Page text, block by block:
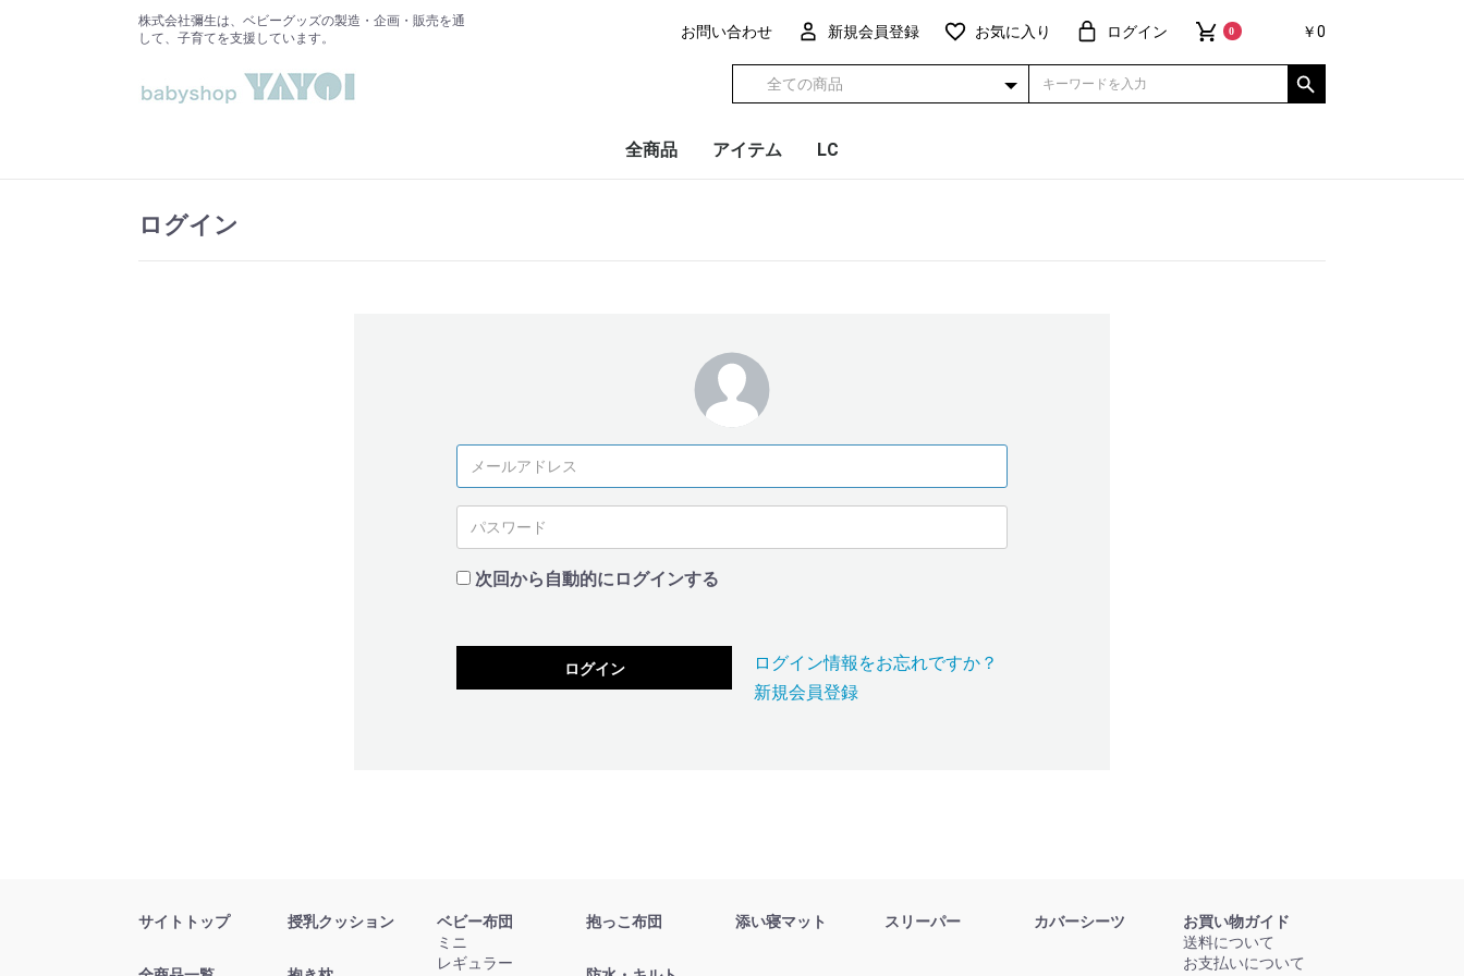
株式会社彌生は、ベビーグッズの製造・企画・販売を通
して、子育てを支援しています。
お問い合わせ 新規会員登録 お気に入り ログイン 0 ￥0
全商品 アイテム LC
ログイン
次回から自動的にログインする
ログイン
ログイン情報をお忘れですか？
新規会員登録
サイトトップ 授乳クッション
ベビー布団
ミニ
レギュラー
抱っこ布団 添い寝マット スリーパー カバーシーツ
お買い物ガイド
送料について
お支払いについて